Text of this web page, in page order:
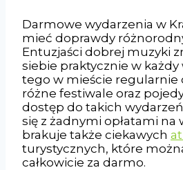
Darmowe wydarzenia w
mieć doprawdy
Entuzjaści dobrej muzyki
siebie praktycznie w
tego w mieście regularnie
różne festiwale oraz
dostęp do takich
się z żadnymi opłatami na
brakuje także ciekawych
turystycznych, które
całkowicie za darmo.